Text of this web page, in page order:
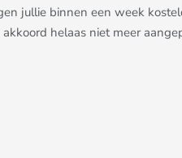
jullie binnen een week
helaas niet meer